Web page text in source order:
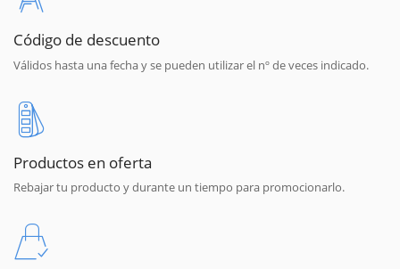
Código de descuento
Válidos hasta una fecha y se pueden utilizar el nº de veces indicado.
Productos en oferta
Rebajar tu producto y durante un tiempo para promocionarlo.